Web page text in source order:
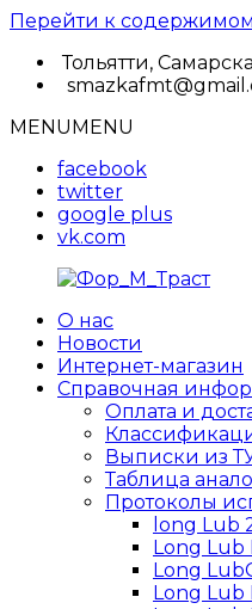
Перейти к
Тольятти,
MENUMENU
facebook
twitter
google plus
vk.com
Фор_М_Траст
Научно-
производственная
фирма
О нас
Новости
Интернет-магазин
Справочная
Оплата и
Выписки из
Таблица
Протоколы
long Lub
Long Lub
Long
Long Lub